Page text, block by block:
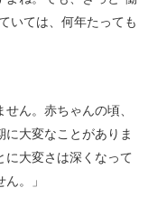
いては、何年たっても
ん。赤ちゃんの頃、
大変なことがありま
に大変さは深くなって
。」